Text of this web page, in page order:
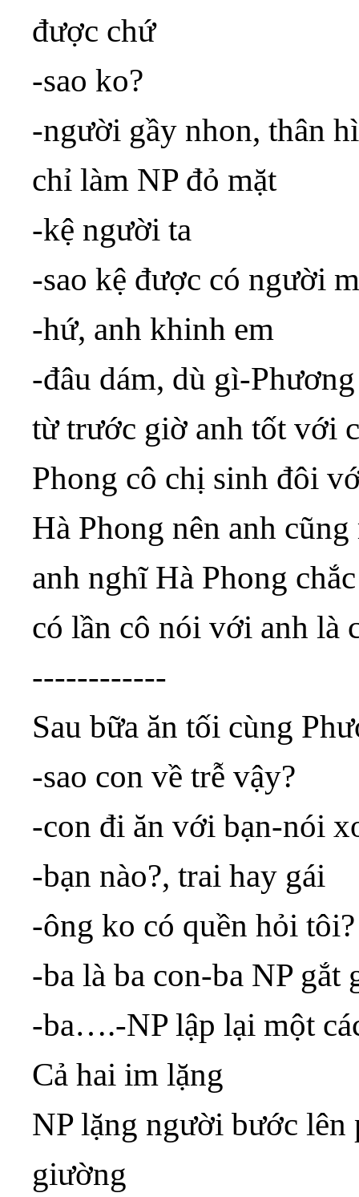
được chứ
-sao ko?
-người gầy nhon, thân
chỉ làm NP đỏ mặt
-kệ người ta
-sao kệ được có người
-hứ, anh khinh em
-đâu dám, dù gì-
từ trước giờ anh tốt với
Phong cô chị sinh đôi
Hà Phong nên anh
anh nghĩ Hà Phong
có lần cô nói với anh là
------------
Sau bữa ăn tối cùng
-sao con về trễ vậy?
-con đi ăn với bạn-nói
-bạn nào?, trai hay gái
-ông ko có quền hỏi tôi?
-ba là ba con-ba NP gắt
-ba….-NP lập lại một
Cả hai im lặng
NP lặng người bước
giường